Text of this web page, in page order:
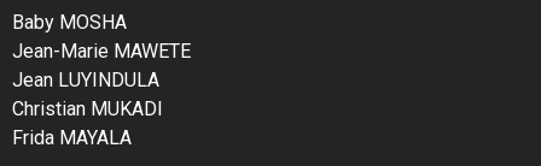
Baby MOSHA
Jean-Marie MAWETE
Jean LUYINDULA
Christian MUKADI
Frida MAYALA